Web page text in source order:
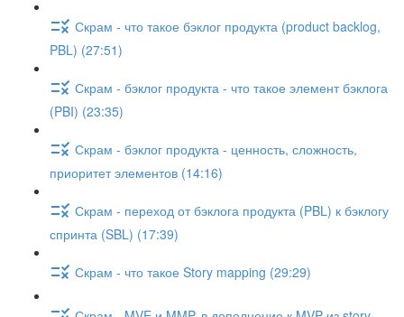
Скрам - что такое бэклог продукта (product backlog,
PBL) (27:51)
Скрам - бэклог продукта - что такое элемент бэклога
(PBI) (23:35)
Скрам - бэклог продукта - ценность, сложность,
приоритет элементов (14:16)
Скрам - переход от бэклога продукта (PBL) к бэклогу
спринта (SBL) (17:39)
Скрам - что такое Story mapping (29:29)